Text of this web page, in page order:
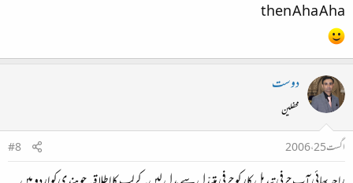
then Aha Aha
دوست
محفلین
اگست 25، 2006
#8